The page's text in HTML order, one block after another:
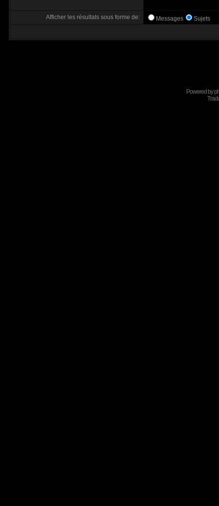
Afficher les résultats sous forme de: Messages Sujets
Powered by